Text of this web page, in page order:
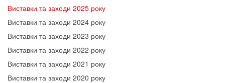
Виставки та заходи 2025 року
Виставки та заходи 2024 року
Виставки та заходи 2023 року
Виставки та заходи 2022 року
Виставки та заходи 2021 року
Виставки та заходи 2020 року